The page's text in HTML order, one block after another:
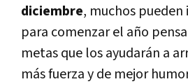
diciembre, muchos
para comenzar el año
metas que los ayudarán a
más fuerza y de mejor